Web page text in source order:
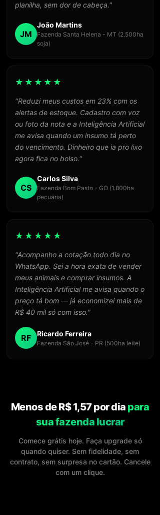
planilha, sem dor de cabeça."
JM
João Martins
Fazenda Santa Helena - MT (2.500ha
soja)
★★★★★
"Reduzi meus custos em 23% com os
alertas de estoque. Cadastro com voz
ou foto da nota e a Inteligência Artificial
me avisa quando um insumo tá perto
do vencimento. Dinheiro que ia pro lixo
agora fica no bolso."
CS
Carlos Silva
Fazenda Bom Pasto - GO (1.800ha
pecuária)
★★★★★
"Acompanho a cotação todo dia no
WhatsApp. Sei a hora exata de vender
meus animais e comprar insumos. A
Inteligência Artificial me avisa quando o
preço tá bom — já economizei mais de
R$ 40 mil só com isso."
RF Ricardo Ferreira
Fazenda São José - PR (500ha leite)
Menos de R$ 1,57 por dia para
sua fazenda lucrar
Comece grátis hoje. Faça upgrade só
quando quiser. Sem fidelidade, sem
contrato, sem surpresa no cartão. Cancele
com um clique.